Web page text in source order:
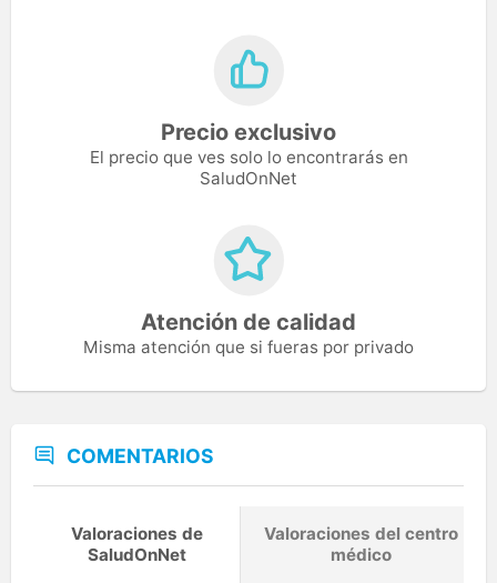
Precio exclusivo
El precio que ves solo lo encontrarás en
SaludOnNet
Atención de calidad
Misma atención que si fueras por privado
COMENTARIOS
Valoraciones de
SaludOnNet
Valoraciones del centro
médico